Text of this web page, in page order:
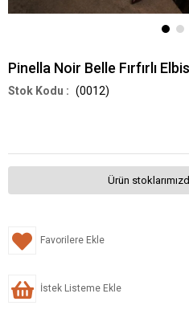
Pinella Noir Belle Fırfırlı
(0012)
Ürün
Favorilere Ekle
İstek Listeme Ekle